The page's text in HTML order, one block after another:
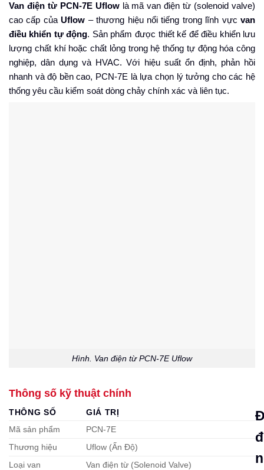
Van điện từ PCN-7E Uflowlà mã van điện từ (solenoid valve)
cao cấp củaUflow – thương hiệu nổi tiếng trong lĩnh vực van
điều khiển tự động. Sản phẩm được thiết kế để điều khiển lưu
lượng chất khí hoặc chất lỏng trong hệ thống tự động hóa công
nghiệp, dân dụng và HVAC. Với hiệu suất ổn định, phản hồi
nhanh và độ bền cao, PCN-7E là lựa chọn lý tưởng cho các hệ
thống yêu cầu kiểm soát dòng chảy chính xác và liên tục.
Hình. Van điện từ PCN-7E Uflow
Thông số kỹ thuật chính
THÔNG SỐ
GIÁ TRỊ
Mã sản phẩm
PCN-7E
Thương hiệu
Uflow (Ấn Độ)
Loại van
Van điện từ (Solenoid Valve)